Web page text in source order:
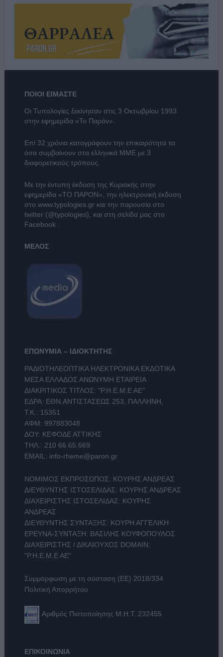
ΠΟΙΟΙ ΕΙΜΑΣΤΕ
Οι Τυπολογίες ξεκίνησαν στις 3 Οκτωβρίου 1993
στην εφημερίδα «Το Παρόν».
Επί 32 χρόνια καταγράφουν την επικαιρότητα τα
όσα συμβαίνουν στα ελληνικά ΜΜΕ με 3
διαφορετικούς τρόπους.
Με την έντυπη έκδοση της Κυριακής στην
εφημερίδα «ΤΟ ΠΑΡΟΝ» , την ηλεκτρονική έκδοση
στο www.typologies.grκαι την παρουσία στο
twitter (@typologies) , και στη σελίδα μας στο
Facebook
ΜΕΛΟΣ
ΕΠΩΝΥΜΙΑ – ΙΔΙΟΚΤΗΤΗΣ
ΡΑΔΙΟΤΗΛΕΟΠΤΙΚΑ ΗΛΕΚΤΡΟΝΙΚΑ ΕΚΔΟΤΙΚΑ
ΜΕΣΑ ΕΛΛΑΔΟΣ ΑΝΩΝΥΜΗ ΕΤΑΙΡΕΙΑ
ΔΙΑΚΡΙΤΙΚΟΣ ΤΙΤΛΟΣ: "Ρ.Η.Ε.Μ.Ε ΑΕ"
ΕΔΡΑ: ΕΘΝ.ΑΝΤΙΣΤΑΣΕΩΣ 253, ΠΑΛΛΗΝΗ,
Τ.Κ.: 15351
ΑΦΜ: 997883048
ΔΟΥ: ΚΕΦΟΔΕ ΑΤΤΙΚΗΣ
ΤΗΛ.: 210 66.65.669
EMAIL: info-rheme@paron.gr
ΝΟΜΙΜΟΣ ΕΚΠΡΟΣΩΠΟΣ: ΚΟΥΡΗΣ ΑΝΔΡΕΑΣ
ΔΙΕΥΘΥΝΤΗΣ ΙΣΤΟΣΕΛΙΔΑΣ: ΚΟΥΡΗΣ ΑΝΔΡΕΑΣ
ΔΙΑΧΕΙΡΙΣΤΗΣ ΙΣΤΟΣΕΛΙΔΑΣ: ΚΟΥΡΗΣ
ΑΝΔΡΕΑΣ
ΔΙΕΥΘΥΝΤΗΣ ΣΥΝΤΑΞΗΣ: ΚΟΥΡΗ ΑΓΓΕΛΙΚΗ
ΕΡΕΥΝΑ-ΣΥΝΤΑΞΗ: ΒΑΣΙΛΗΣ ΚΟΥΦΟΠΟΥΛΟΣ
ΔΙΑΧΕΙΡΙΣΤΗΣ / ΔΙΚΑΙΟΥΧΟΣ DOMAIN:
"Ρ.Η.Ε.Μ.Ε ΑΕ"
Συμμόρφωση με τη σύσταση (ΕΕ) 2018/334
Πολιτική Απορρήτου
Αριθμός Πιστοποίησης Μ.Η.Τ. 232455
ΕΠΙΚΟΙΝΩΝΙΑ